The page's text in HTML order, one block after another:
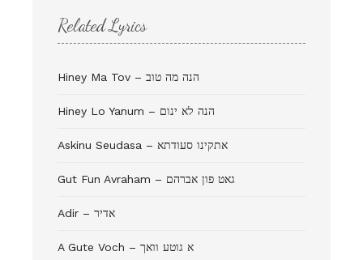
Related Lyrics
Hiney Ma Tov – הנה מה טוב
Hiney Lo Yanum – הנה לא ינום
Askinu Seudasa – אתקינו סעודתא
Gut Fun Avraham – גאט פון אברהם
Adir – אדיר
A Gute Voch – א גוטע וואך